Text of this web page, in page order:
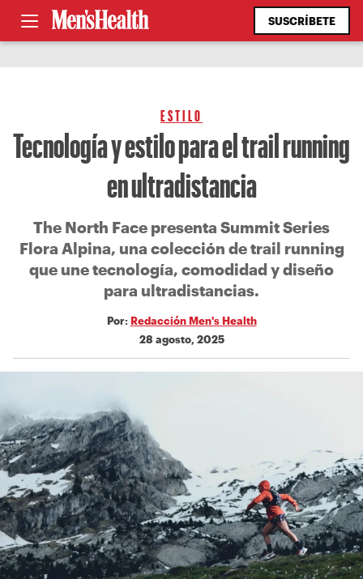
SUSCRÍBETE
ESTILO
Tecnología y estilo para el trail running
en ultradistancia
The North Face presenta Summit Series
Flora Alpina, una colección de trail running
que une tecnología, comodidad y diseño
para ultradistancias.
Por: Redacción Men's Health
28 agosto, 2025